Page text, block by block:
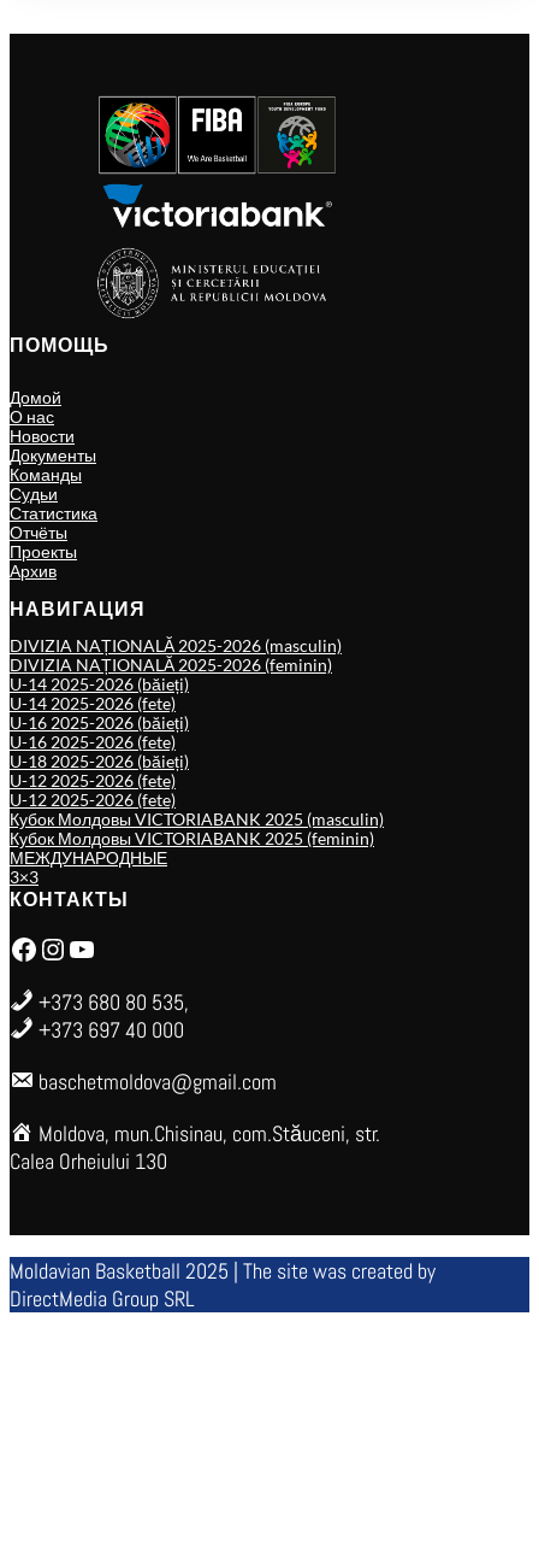
ПОМОЩЬ
Домой
О нас
Новости
Документы
Команды
Судьи
Статистика
Отчёты
Проекты
Архив
НАВИГАЦИЯ
DIVIZIA NAȚIONALĂ 2025-2026 (masculin)
DIVIZIA NAȚIONALĂ 2025-2026 (feminin)
U-14 2025-2026 (băieți)
U-14 2025-2026 (fete)
U-16 2025-2026 (băieți)
U-16 2025-2026 (fete)
U-18 2025-2026 (băieți)
U-12 2025-2026 (fete)
U-12 2025-2026 (fete)
Кубок Молдовы VICTORIABANK 2025 (masculin)
Кубок Молдовы VICTORIABANK 2025 (feminin)
МЕЖДУНАРОДНЫЕ
3×3
КОНТАКТЫ
Facebook Instagram YouTube
+373 680 80 535,
+373 697 40 000
baschetmoldova@gmail.com
Moldova, mun.Chisinau, com.Stăuceni, str.
Calea Orheiului 130
Moldavian Basketball 2025 | The site was created by
DirectMedia Group SRL